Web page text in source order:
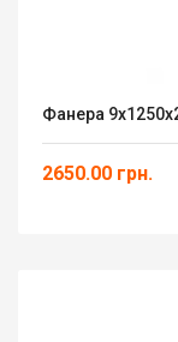
Фанера
2650.00 грн.